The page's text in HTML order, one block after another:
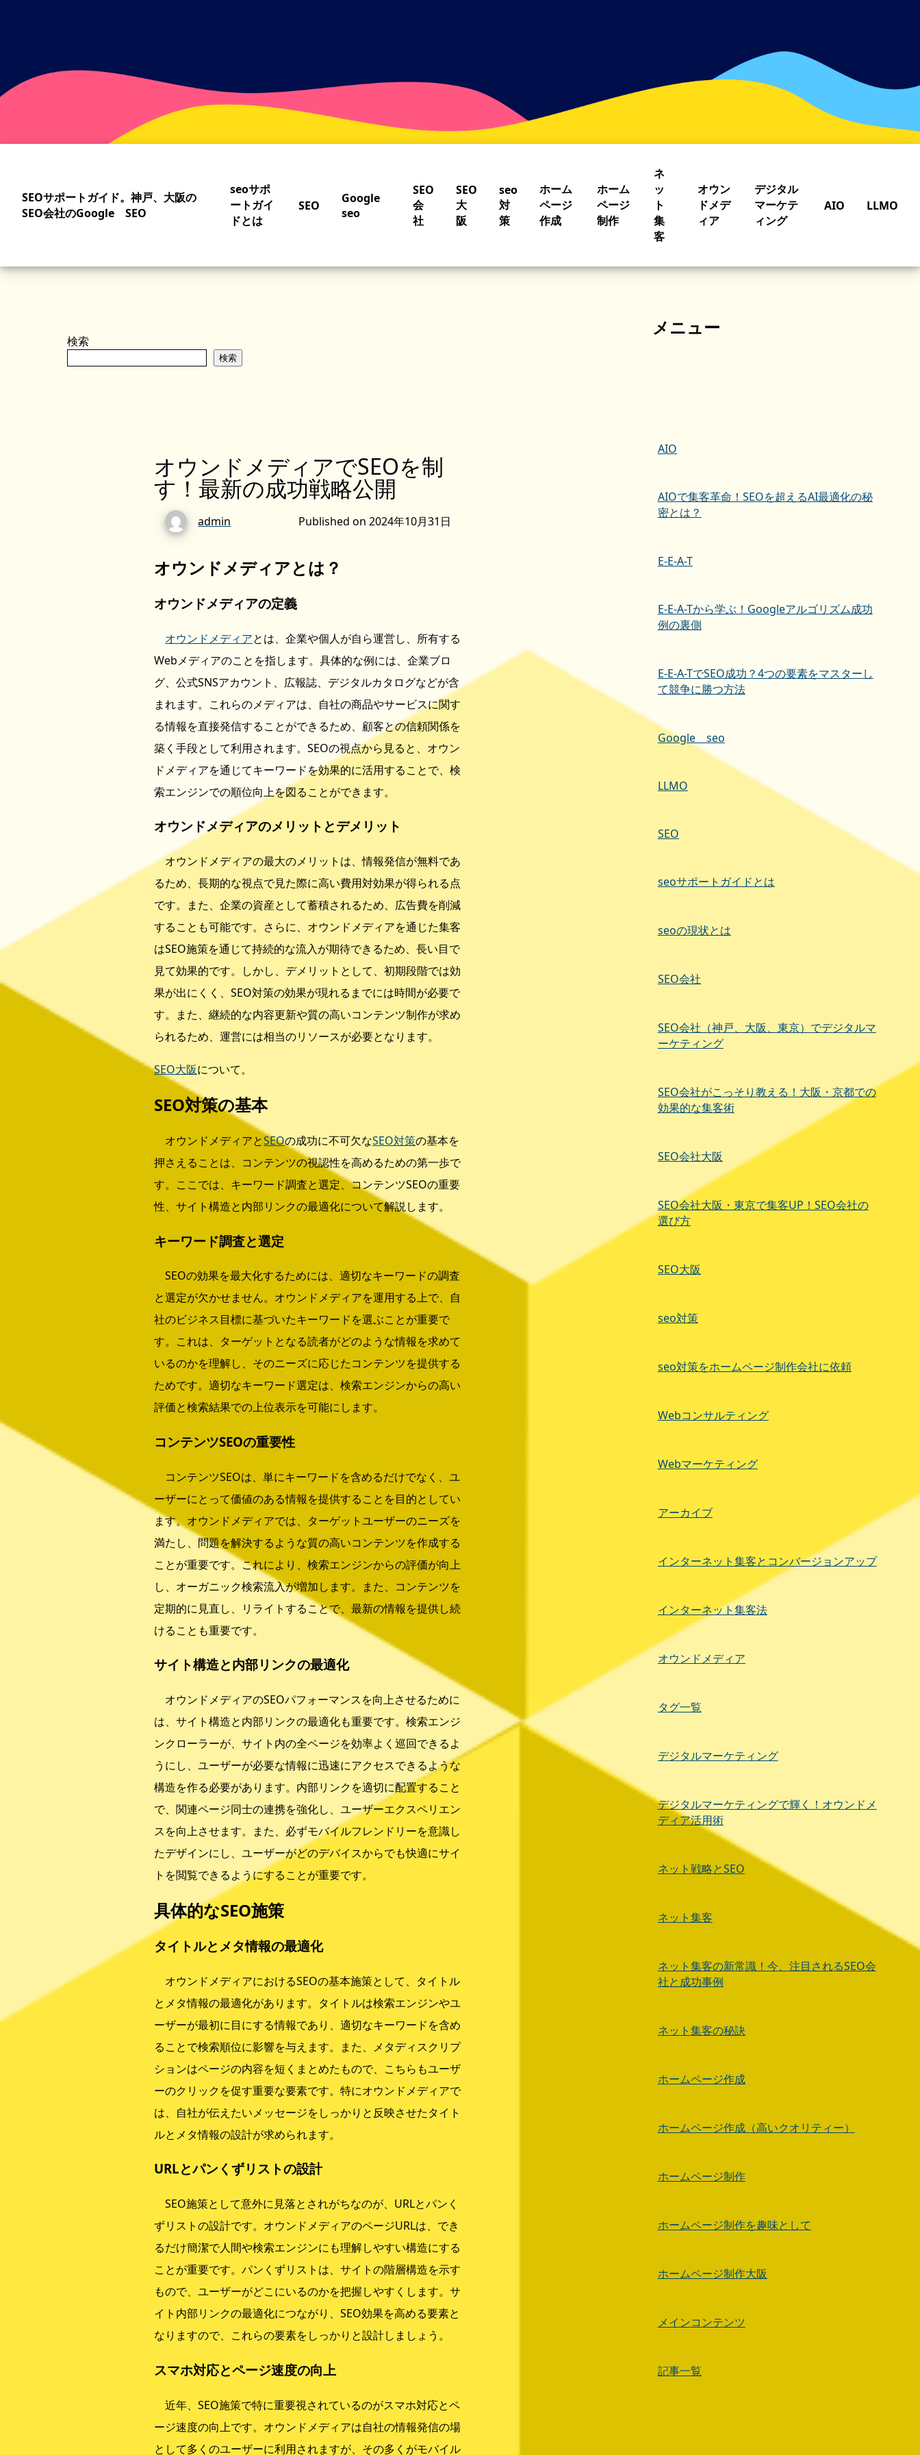
SEOサポートガイド。神戸、大阪の
SEO会社のGoogle SEO
seoサポ
ートガイ
ドとは
SEO
Google
seo
SEO
会
社
SEO
大
阪
seo
対
策
ホーム
ページ
作成
ホーム
ページ
制作
ネ
ッ
ト
集
客
オウン
ドメデ
ィア
デジタル
マーケテ
ィング
AIO LLMO
検索
検索
オウンドメディアでSEOを制
す！最新の成功戦略公開
admin Published on 2024年10月31日
オウンドメディアとは？
オウンドメディアの定義
オウンドメディアとは、企業や個人が自ら運営し、所有する
Webメディアのことを指します。具体的な例には、企業ブロ
グ、公式SNSアカウント、広報誌、デジタルカタログなどが含
まれます。これらのメディアは、自社の商品やサービスに関す
る情報を直接発信することができるため、顧客との信頼関係を
築く手段として利用されます。SEOの視点から見ると、オウン
ドメディアを通じてキーワードを効果的に活用することで、検
索エンジンでの順位向上を図ることができます。
オウンドメディアのメリットとデメリット
オウンドメディアの最大のメリットは、情報発信が無料であ
るため、長期的な視点で見た際に高い費用対効果が得られる点
です。また、企業の資産として蓄積されるため、広告費を削減
することも可能です。さらに、オウンドメディアを通じた集客
はSEO施策を通じて持続的な流入が期待できるため、長い目で
見て効果的です。しかし、デメリットとして、初期段階では効
果が出にくく、SEO対策の効果が現れるまでには時間が必要で
す。また、継続的な内容更新や質の高いコンテンツ制作が求め
られるため、運営には相当のリソースが必要となります。
SEO大阪について。
SEO対策の基本
オウンドメディアとSEOの成功に不可欠なSEO対策の基本を
押さえることは、コンテンツの視認性を高めるための第一歩で
す。ここでは、キーワード調査と選定、コンテンツSEOの重要
性、サイト構造と内部リンクの最適化について解説します。
キーワード調査と選定
SEOの効果を最大化するためには、適切なキーワードの調査
と選定が欠かせません。オウンドメディアを運用する上で、自
社のビジネス目標に基づいたキーワードを選ぶことが重要で
す。これは、ターゲットとなる読者がどのような情報を求めて
いるのかを理解し、そのニーズに応じたコンテンツを提供する
ためです。適切なキーワード選定は、検索エンジンからの高い
評価と検索結果での上位表示を可能にします。
コンテンツSEOの重要性
コンテンツSEOは、単にキーワードを含めるだけでなく、ユ
ーザーにとって価値のある情報を提供することを目的としてい
ます。オウンドメディアでは、ターゲットユーザーのニーズを
満たし、問題を解決するような質の高いコンテンツを作成する
ことが重要です。これにより、検索エンジンからの評価が向上
し、オーガニック検索流入が増加します。また、コンテンツを
定期的に見直し、リライトすることで、最新の情報を提供し続
けることも重要です。
サイト構造と内部リンクの最適化
オウンドメディアのSEOパフォーマンスを向上させるために
は、サイト構造と内部リンクの最適化も重要です。検索エンジ
ンクローラーが、サイト内の全ページを効率よく巡回できるよ
うにし、ユーザーが必要な情報に迅速にアクセスできるような
構造を作る必要があります。内部リンクを適切に配置すること
で、関連ページ同士の連携を強化し、ユーザーエクスペリエン
スを向上させます。また、必ずモバイルフレンドリーを意識し
たデザインにし、ユーザーがどのデバイスからでも快適にサイ
トを閲覧できるようにすることが重要です。
具体的なSEO施策
タイトルとメタ情報の最適化
オウンドメディアにおけるSEOの基本施策として、タイトル
とメタ情報の最適化があります。タイトルは検索エンジンやユ
ーザーが最初に目にする情報であり、適切なキーワードを含め
ることで検索順位に影響を与えます。また、メタディスクリプ
ションはページの内容を短くまとめたもので、こちらもユーザ
ーのクリックを促す重要な要素です。特にオウンドメディアで
は、自社が伝えたいメッセージをしっかりと反映させたタイト
ルとメタ情報の設計が求められます。
URLとパンくずリストの設計
SEO施策として意外に見落とされがちなのが、URLとパンく
ずリストの設計です。オウンドメディアのページURLは、でき
るだけ簡潔で人間や検索エンジンにも理解しやすい構造にする
ことが重要です。パンくずリストは、サイトの階層構造を示す
もので、ユーザーがどこにいるのかを把握しやすくします。サ
イト内部リンクの最適化につながり、SEO効果を高める要素と
なりますので、これらの要素をしっかりと設計しましょう。
スマホ対応とページ速度の向上
近年、SEO施策で特に重要視されているのがスマホ対応とペ
ージ速度の向上です。オウンドメディアは自社の情報発信の場
として多くのユーザーに利用されますが、その多くがモバイル
メニュー
AIO
AIOで集客革命！SEOを超えるAI最適化の秘
密とは？
E-E-A-T
E-E-A-Tから学ぶ！Googleアルゴリズム成功
例の裏側
E-E-A-TでSEO成功？4つの要素をマスターし
て競争に勝つ方法
Google seo
LLMO
SEO
seoサポートガイドとは
seoの現状とは
SEO会社
SEO会社（神戸、大阪、東京）でデジタルマ
ーケティング
SEO会社がこっそり教える！大阪・京都での
効果的な集客術
SEO会社大阪
SEO会社大阪・東京で集客UP！SEO会社の
選び方
SEO大阪
seo対策
seo対策をホームページ制作会社に依頼
Webコンサルティング
Webマーケティング
アーカイブ
インターネット集客とコンバージョンアップ
インターネット集客法
オウンドメディア
タグ一覧
デジタルマーケティング
デジタルマーケティングで輝く！オウンドメ
ディア活用術
ネット戦略とSEO
ネット集客
ネット集客の新常識！今、注目されるSEO会
社と成功事例
ネット集客の秘訣
ホームページ作成
ホームページ作成（高いクオリティー）
ホームページ制作
ホームページ制作を趣味として
ホームページ制作大阪
メインコンテンツ
記事一覧